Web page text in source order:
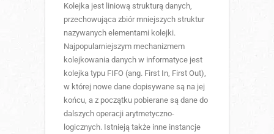
Kolejka jest liniową strukturą danych,
przechowująca zbiór mniejszych struktur
nazywanych elementami kolejki.
Najpopularniejszym mechanizmem
kolejkowania danych w informatyce jest
kolejka typu FIFO (ang. First In, First Out),
w której nowe dane dopisywane są na jej
końcu, a z początku pobierane są dane do
dalszych operacji arytmetyczno-
logicznych. Istnieją także inne instancje